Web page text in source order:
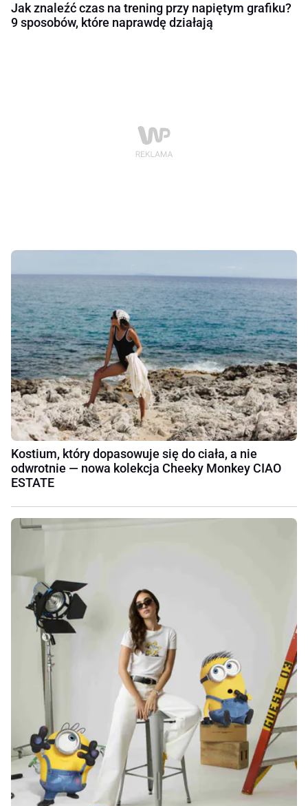
Jak znaleźć czas na trening przy napiętym grafiku?
9 sposobów, które naprawdę działają
Kostium, który dopasowuje się do ciała, a nie
odwrotnie — nowa kolekcja Cheeky Monkey CIAO
ESTATE